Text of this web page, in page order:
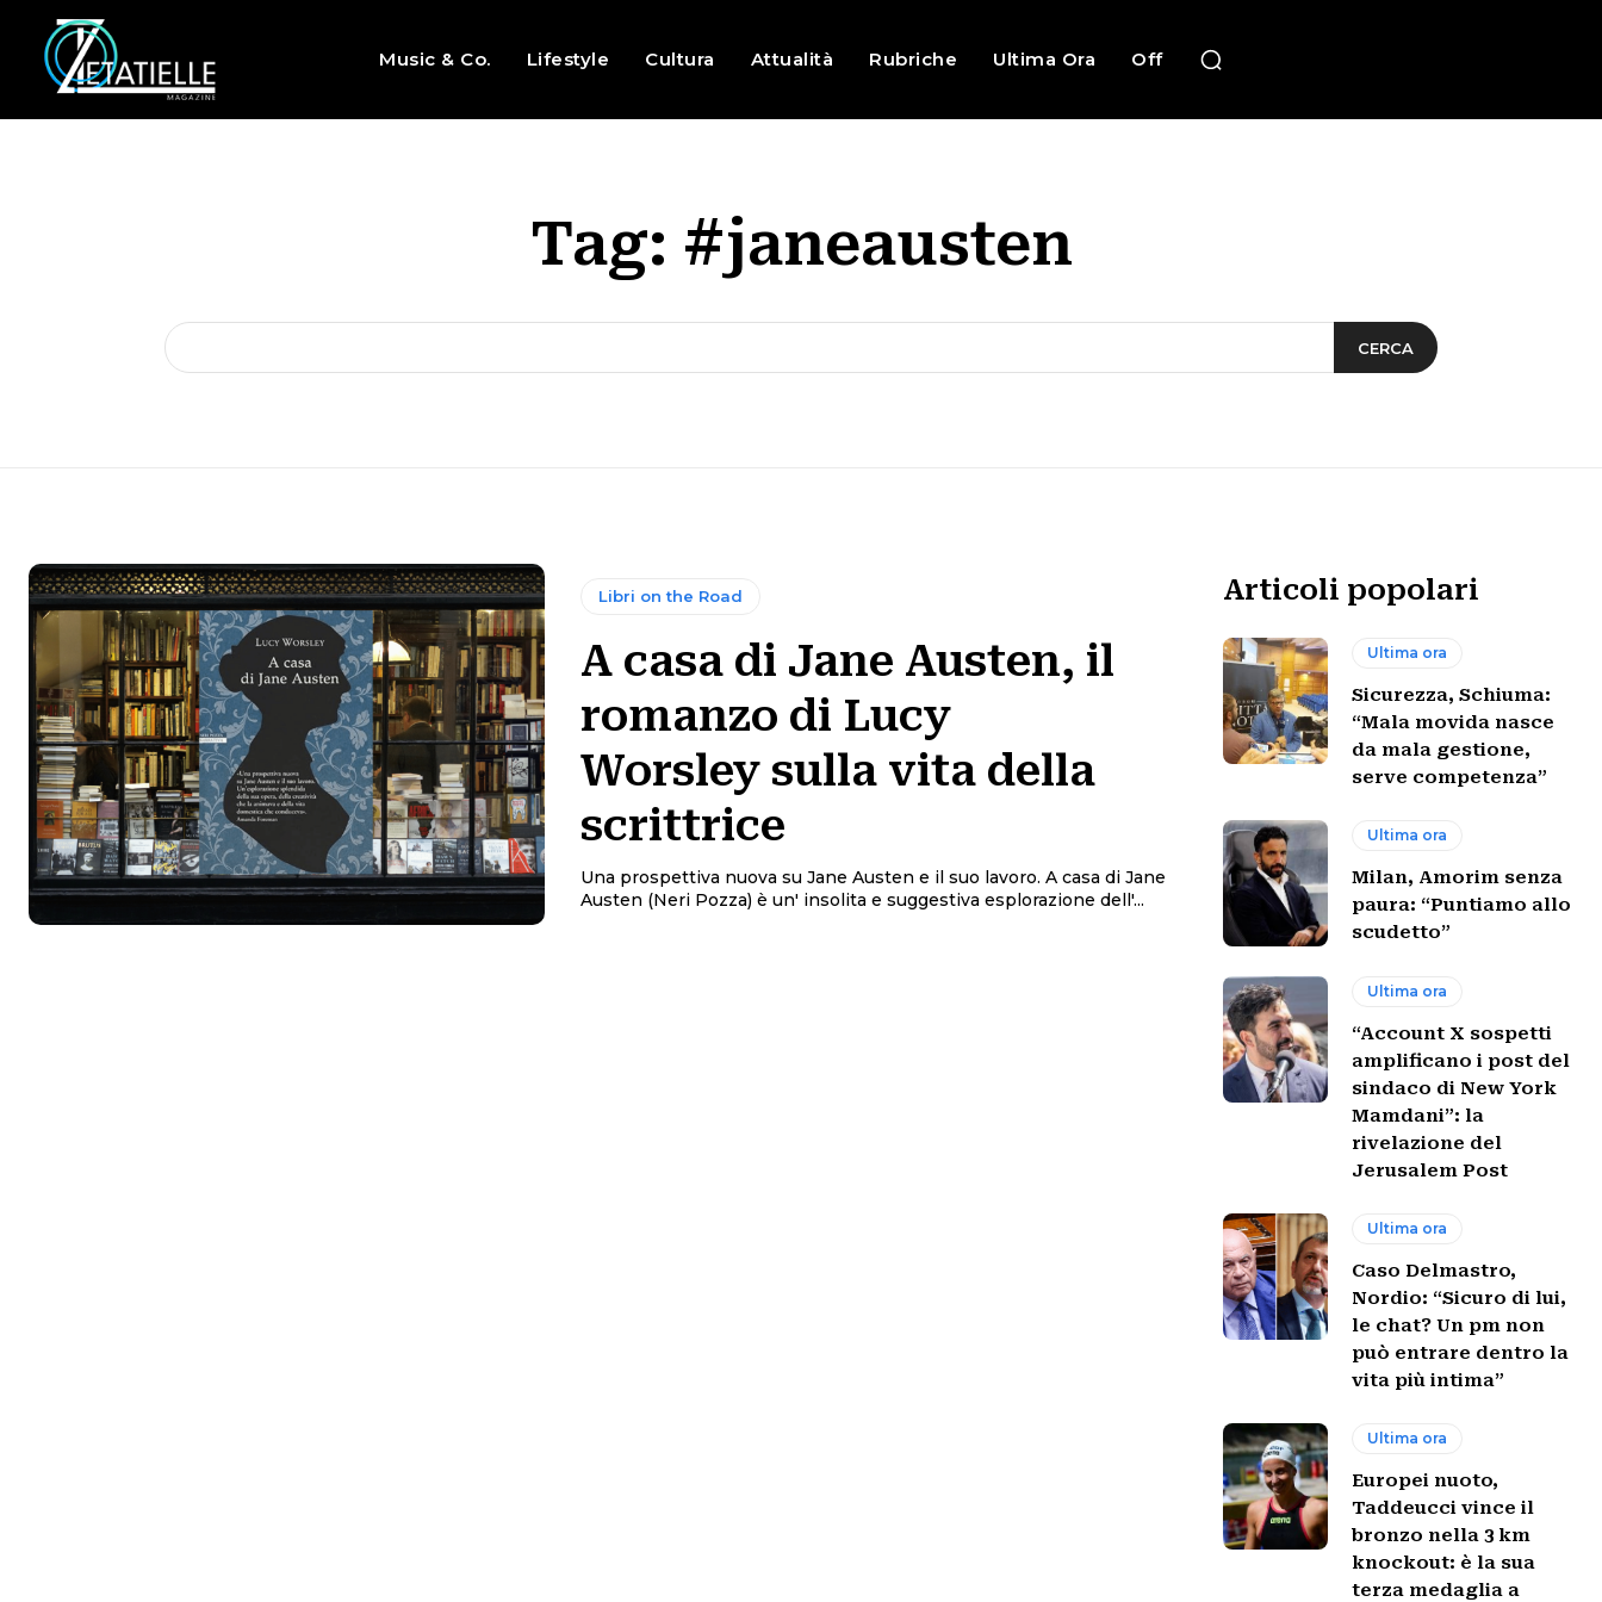
Music & Co. Lifestyle Cultura Attualità Rubriche Ultima Ora Off
Tag: #janeausten
CERCA
Libri on the Road
A casa di Jane Austen, il
romanzo di Lucy
Worsley sulla vita della
scrittrice
Una prospettiva nuova su Jane Austen e il suo lavoro. A casa di Jane
Austen (Neri Pozza) è un' insolita e suggestiva esplorazione dell'...
Articoli popolari
Ultima ora
Sicurezza, Schiuma:
“Mala movida nasce
da mala gestione,
serve competenza”
Ultima ora
Milan, Amorim senza
paura: “Puntiamo allo
scudetto”
Ultima ora
“Account X sospetti
amplificano i post del
sindaco di New York
Mamdani”: la
rivelazione del
Jerusalem Post
Ultima ora
Caso Delmastro,
Nordio: “Sicuro di lui,
le chat? Un pm non
può entrare dentro la
vita più intima”
Ultima ora
Europei nuoto,
Taddeucci vince il
bronzo nella 3 km
knockout: è la sua
terza medaglia a